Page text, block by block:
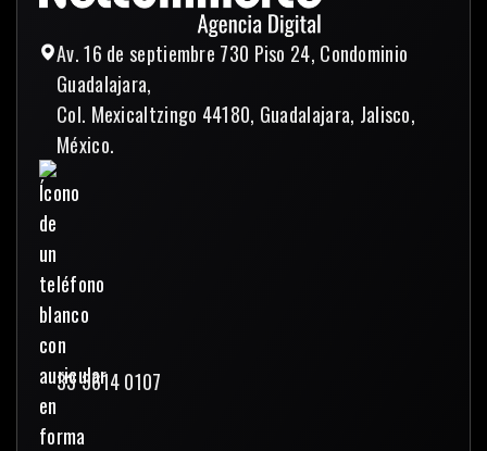
Av. 16 de septiembre 730 Piso 24, Condominio
Guadalajara,
Col. Mexicaltzingo 44180, Guadalajara, Jalisco,
México.
33 3614 0107